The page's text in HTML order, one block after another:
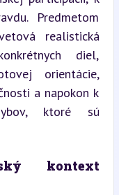
Predmetom
realistická
diel,
orientácie,
a napokon k
ktoré sú
kontext